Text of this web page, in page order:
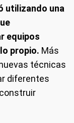
utilizando una
equipos
propio. Más
técnicas
diferentes